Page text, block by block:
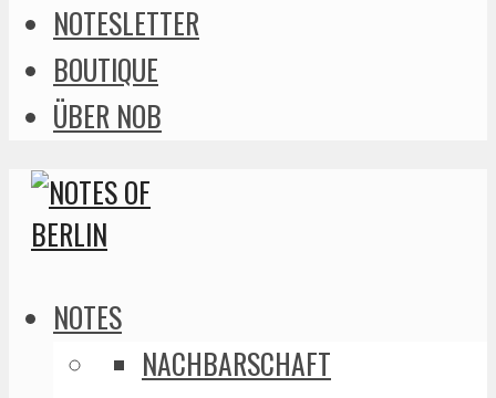
NOTESLETTER
BOUTIQUE
ÜBER NOB
NOTES
NACHBARSCHAFT